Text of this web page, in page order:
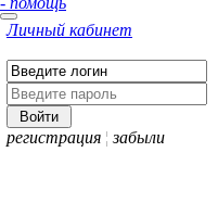
Личный кабинет
регистрация ¦ забыли